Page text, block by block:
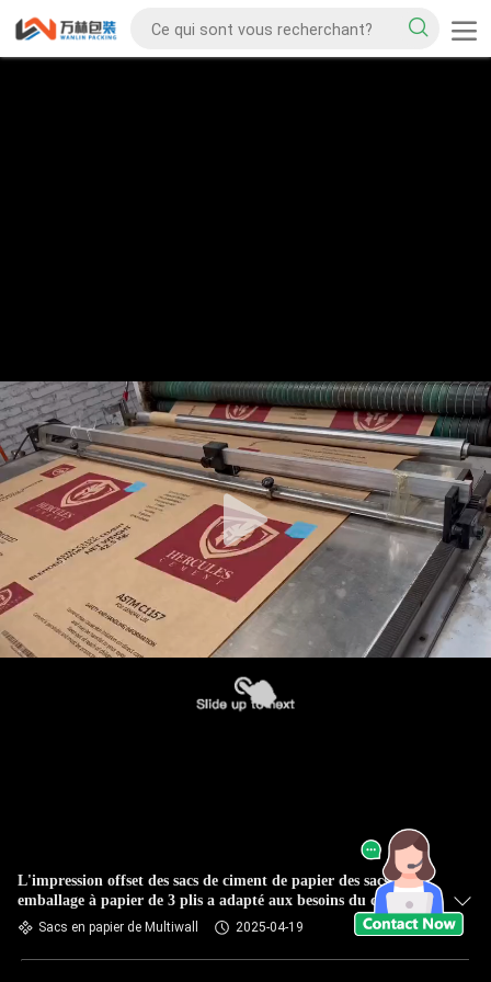
L'impression offset des sacs de ciment de papier des sacs 50kg
emballage à papier de 3 plis a adapté aux besoins du client
Sacs en papier de Multiwall 2025-04-19